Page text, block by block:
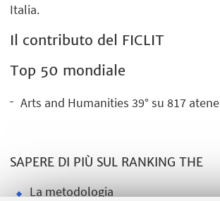
Italia.
Il contributo del FICLIT
Top 50 mondiale
Arts and Humanities 39° su 817
SAPERE DI PIÙ SUL RANKING THE
La metodologia